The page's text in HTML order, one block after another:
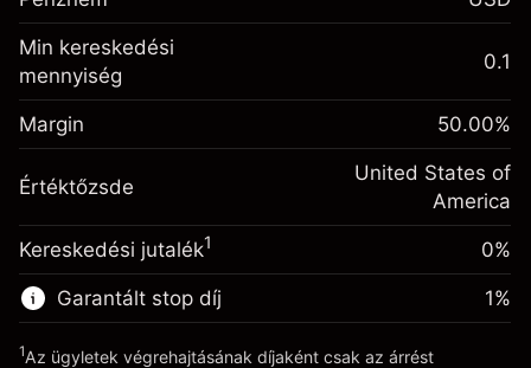
kiigazítás
A pozíció teljes értékéből
származó díjak
%
Ügyletméret tőkeáttétellel ~$2,000.00
Tőkeáttételből származó pénz ~
$1,000.00
Ugrás a platformra
Fedezet. A befektetése
Egynapos finanszírozás
kiigazítás
származó díjak
-0.000626
%
(-$0.01)
Ügyletméret tőkeáttétellel ~$2,000.00
Tőkeáttételből származó pénz ~
Min kereskedési
mennyiség
0.1
Margin 50.00%
Értéktőzsde
United States of
America
Kereskedési jutalék1 0%
Garantált stop díj 1%
1Az ügyletek végrehajtásának díjaként csak az árrést